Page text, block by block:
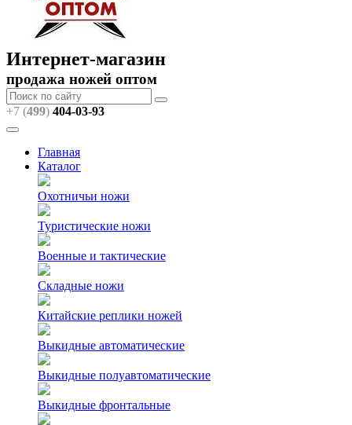
Интернет-магазин
продажа ножей оптом
+7 (499) 404-03-93
Главная
Каталог
Охотничьи ножи
Туристические ножи
Военные и тактические
Складные ножи
Китайские реплики ножей
Выкидные автоматические
Выкидные полуавтоматические
Выкидные фронтальные